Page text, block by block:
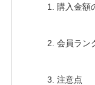
購入金額
会員ラン
注意点